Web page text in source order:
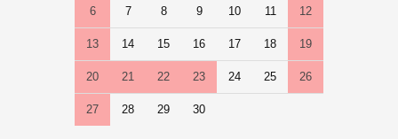
6 7 8 9 10 11 12
13 14 15 16 17 18 19
20 21 22 23 24 25 26
27 28 29 30